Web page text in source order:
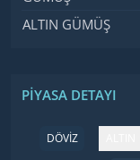
ALTIN GÜMÜŞ
PIYASA DETAYI
DÖVİZ